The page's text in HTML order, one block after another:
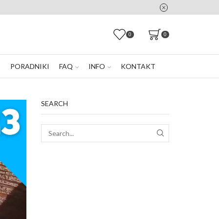
0 0
PORADNIKI FAQ INFO KONTAKT
SEARCH
SEARCH